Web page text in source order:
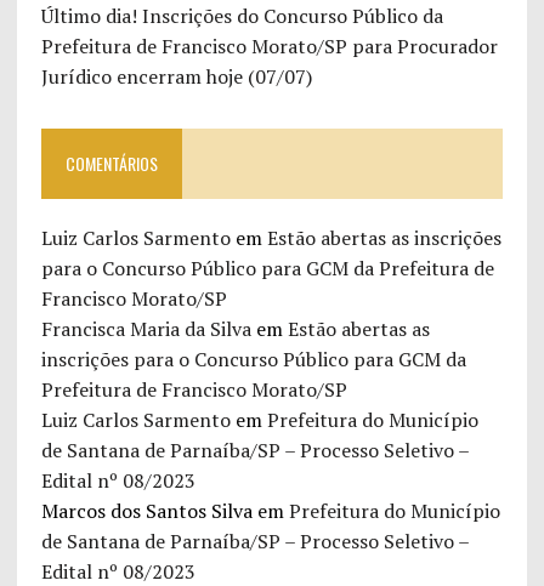
Último dia! Inscrições do Concurso Público da
Prefeitura de Francisco Morato/SP para Procurador
Jurídico encerram hoje (07/07)
COMENTÁRIOS
Luiz Carlos SarmentoemEstão abertas as inscrições
para o Concurso Público para GCM da Prefeitura de
Francisco Morato/SP
Francisca Maria da SilvaemEstão abertas as
inscrições para o Concurso Público para GCM da
Prefeitura de Francisco Morato/SP
Luiz Carlos SarmentoemPrefeitura do Município
de Santana de Parnaíba/SP – Processo Seletivo –
Edital nº 08/2023
Marcos dos Santos SilvaemPrefeitura do Município
de Santana de Parnaíba/SP – Processo Seletivo –
Edital nº 08/2023